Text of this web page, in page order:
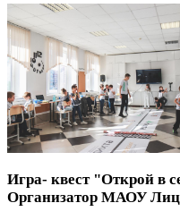
Игра- квест "Открой в
Организатор МАОУ